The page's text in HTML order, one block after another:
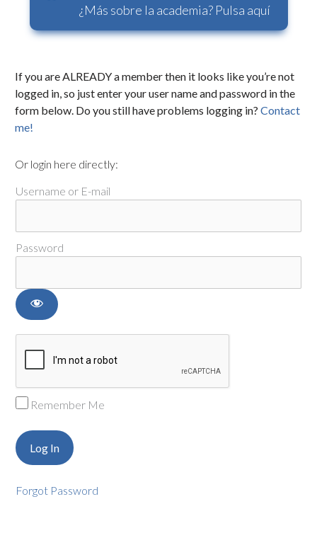
¿Más sobre la academia? Pulsa aquí
If you are ALREADY a member then it looks like you’re not
logged in, so just enter your user name and password in the
form below. Do you still have problems logging in? Contact
me!
Or login here directly:
Username or E-mail
Password
Remember Me
Forgot Password